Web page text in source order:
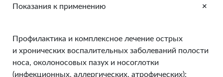
Показания к применению +
Профилактика и комплексное лечение острых
и хронических воспалительных заболеваний полости
носа, околоносовых пазух и носоглотки
(инфекционных, аллергических, атрофических):